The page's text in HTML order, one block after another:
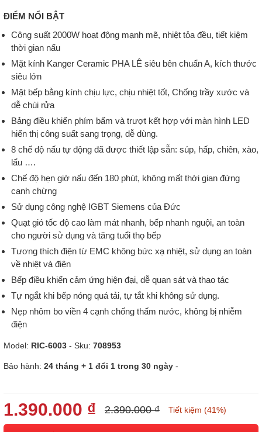
ĐIỂM NỔI BẬT
Công suất 2000W hoạt động mạnh mẽ, nhiệt tỏa đều, tiết kiệm
thời gian nấu
Mặt kính Kanger Ceramic PHA LÊ siêu bên chuẩn A, kích thước
siêu lớn
Mặt bếp bằng kính chịu lực, chịu nhiệt tốt, Chống trầy xước và
dễ chùi rửa
Bảng điều khiển phím bấm và trượt kết hợp với màn hình LED
hiển thị công suất sang trọng, dễ dùng.
8 chế độ nấu tự động đã được thiết lập sẵn: súp, hấp, chiên, xào,
lẩu ….
Chế độ hẹn giờ nấu đến 180 phút, không mất thời gian đứng
canh chừng
Sử dụng công nghệ IGBT Siemens của Đức
Quạt gió tốc độ cao làm mát nhanh, bếp nhanh nguội, an toàn
cho người sử dụng và tăng tuổi thọ bếp
Tương thích điện từ EMC không bức xạ nhiệt, sử dụng an toàn
về nhiệt và điện
Bếp điều khiển cảm ứng hiện đại, dễ quan sát và thao tác
Tự ngắt khi bếp nóng quá tải, tự tắt khi không sử dụng.
Nẹp nhôm bo viền 4 cạnh chống thấm nước, không bị nhiễm
điện
Model: RIC-6003 - Sku: 708953
Bảo hành: 24 tháng + 1 đổi 1 trong 30 ngày -
1.390.000 ₫ 2.390.000 ₫ Tiết kiệm (41%)